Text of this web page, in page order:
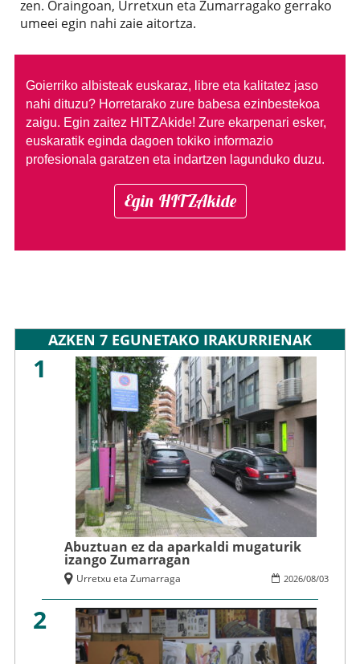
zen. Oraingoan, Urretxun eta Zumarragako gerrako
umeei egin nahi zaie aitortza.
Goierriko albisteak euskaraz, libre eta kalitatez jaso
nahi dituzu? Horretarako zure babesa ezinbestekoa
zaigu. Egin zaitez HITZAkide! Zure ekarpenari esker,
euskaratik eginda dagoen tokiko informazio
profesionala garatzen eta indartzen lagunduko duzu.
Egin HITZAkide
AZKEN 7 EGUNETAKO IRAKURRIENAK
1
Abuztuan ez da aparkaldi mugaturik
izango Zumarragan
2026/08/03
Urretxu eta Zumarraga
2